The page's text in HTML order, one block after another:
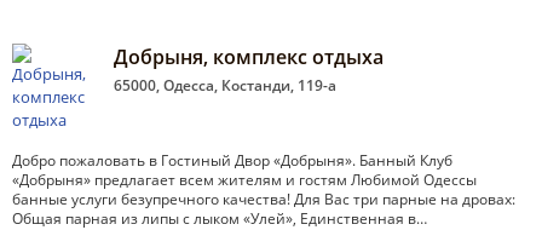
Добрыня, комплекс отдыха
65000, Одесса, Костанди, 119-а
Добро пожаловать в Гостиный Двор «Добрыня». Банный Клуб
«Добрыня» предлагает всем жителям и гостям Любимой Одессы
банные услуги безупречного качества! Для Вас три парные на дровах:
Общая парная из липы с лыком «Улей», Единственная в…